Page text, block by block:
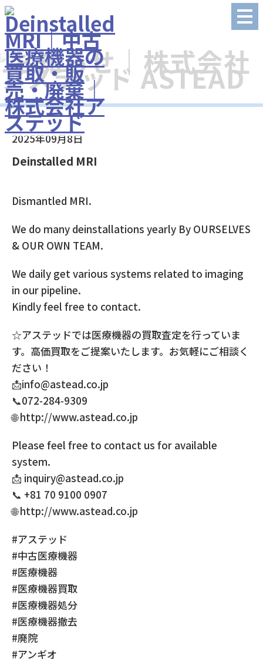
2025年09月8日
Deinstalled MRI
Dismantled MRI.
We do many deinstallations yearly By OURSELVES
& OUR OWN TEAM.
We daily get various systems related to imaging
in our pipeline.
Kindly feel free to contact.
☆アステッドでは医療機器の買取査定を行っていま
す。高価買取をご提案いたします。お気軽にご相談く
ださい！
📩info@astead.co.jp
📞072-284-9309
🌐 http://www.astead.co.jp
Please feel free to contact us for available
system.
📩 inquiry@astead.co.jp
📞 +81 70 9100 0907
🌐 http://www.astead.co.jp
#アステッド
#中古医療機器
#医療機器
#医療機器買取
#医療機器処分
#医療機器撤去
#廃院
#アンギオ